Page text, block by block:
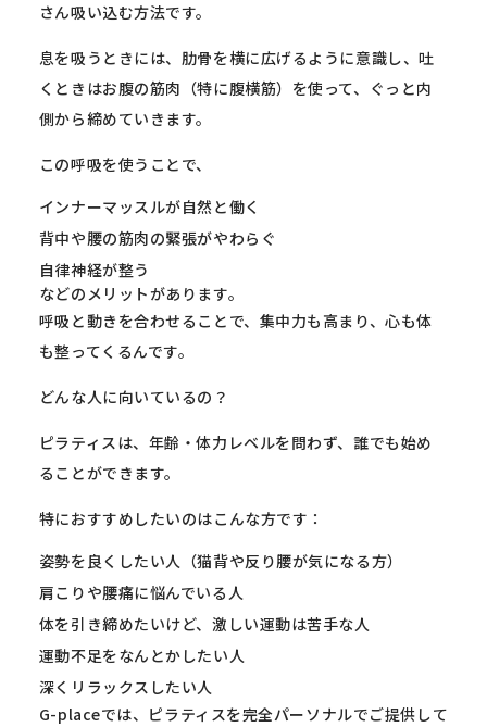
さん吸い込む方法です。
息を吸うときには、肋骨を横に広げるように意識し、吐
くときはお腹の筋肉（特に腹横筋）を使って、 ぐっと内
側から締めていきます。
この呼吸を使うことで、
インナーマッスルが自然と働く
背中や腰の筋肉の緊張がやわらぐ
自律神経が整う
などのメリットがあります。
呼吸と動きを合わせることで、集中力も高まり、心も体
も整ってくるんです。
どんな人に向いているの？
ピラティスは、年齢・体力レベルを問わず、誰でも始め
ることができます。
特におすすめしたいのはこんな方です：
姿勢を良くしたい人（猫背や反り腰が気になる方）
肩こりや腰痛に悩んでいる人
体を引き締めたいけど、激しい運動は苦手な人
運動不足をなんとかしたい人
深くリラックスしたい人
G-placeでは、 ピラティスを完全パーソナルでご提供して